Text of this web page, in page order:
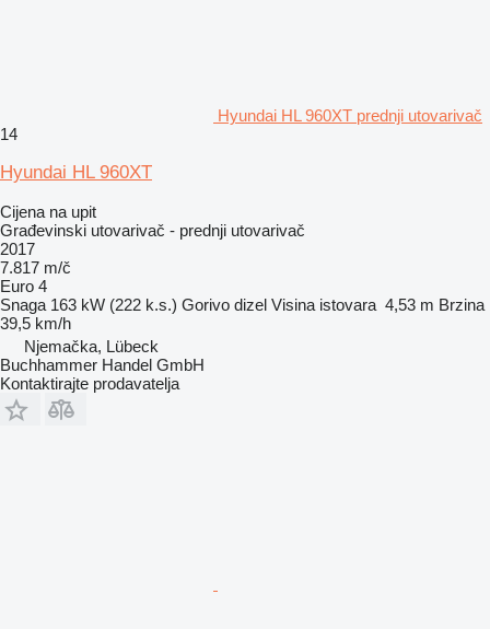
Hyundai HL 960XT prednji utovarivač
14
Hyundai HL 960XT
Cijena na upit
Građevinski utovarivač - prednji utovarivač
2017
7.817 m/č
Euro 4
Snaga 163 kW (222 k.s.) Gorivo dizel Visina istovara 4,53 m Brzina
39,5 km/h
Njemačka, Lübeck
Buchhammer Handel GmbH
Kontaktirajte prodavatelja